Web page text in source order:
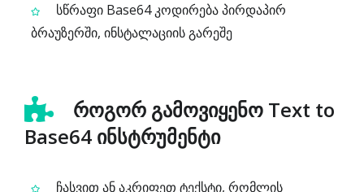
სწრაფი Base64 კოდირება პირდაპირ
ბრაუზერში, ინსტალაციის გარეშე
როგორ გამოვიყენო Text to
Base64 ინსტრუმენტი
ჩასვით ან აკრიფეთ ტექსტი, რომლის